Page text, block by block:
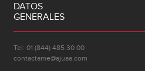
DATOS
GENERALES
Tel: 01 (844) 485 30 00
contactame@ajuaa.com